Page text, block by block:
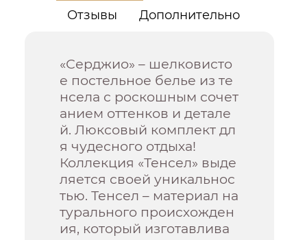
Отзывы Дополнительно
«Серджио» – шелковисто
е постельное белье из те
нсела с роскошным сочет
анием оттенков и детале
й. Люксовый комплект дл
я чудесного отдыха!
Коллекция «Тенсел» выде
ляется своей уникальнос
тью. Тенсел – материал на
турального происхожден
ия, который изготавлива